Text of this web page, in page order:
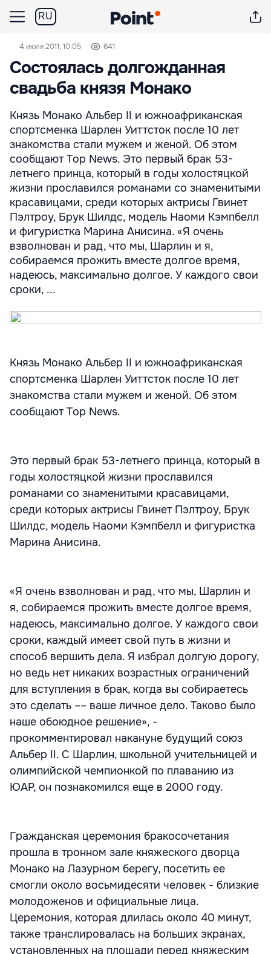
RU
4 июля 2011, 10:05 641
Состоялась долгожданная
свадьба князя Монако
Князь Монако Альбер II и южноафриканская
спортсменка Шарлен Уиттсток после 10 лет
знакомства стали мужем и женой. Об этом
сообщают Top News. Это первый брак 53-
летнего принца, который в годы холостяцкой
жизни прославился романами со знаменитыми
красавицами, среди которых актрисы Гвинет
Пэлтроу, Брук Шилдс, модель Наоми Кэмпбелл
и фигуристка Марина Анисина. «Я очень
взволнован и рад, что мы, Шарлин и я,
собираемся прожить вместе долгое время,
надеюсь, максимально долгое. У каждого свои
сроки, ...
Князь Монако Альбер II и южноафриканская
спортсменка Шарлен Уиттсток после 10 лет
знакомства стали мужем и женой. Об этом
сообщают Top News.
Это первый брак 53-летнего принца, который в
годы холостяцкой жизни прославился
романами со знаменитыми красавицами,
среди которых актрисы Гвинет Пэлтроу, Брук
Шилдс, модель Наоми Кэмпбелл и фигуристка
Марина Анисина.
«Я очень взволнован и рад, что мы, Шарлин и
я, собираемся прожить вместе долгое время,
надеюсь, максимально долгое. У каждого свои
сроки, каждый имеет свой путь в жизни и
способ вершить дела. Я избрал долгую дорогу,
но ведь нет никаких возрастных ограничений
для вступления в брак, когда вы собираетесь
это сделать –– ваше личное дело. Таково было
наше обоюдное решение», -
прокомментировал накануне будущий союз
Альбер II. С Шарлин, школьной учительницей и
олимпийской чемпионкой по плаванию из
ЮАР, он познакомился еще в 2000 году.
Гражданская церемония бракосочетания
прошла в тронном зале княжеского дворца
Монако на Лазурном берегу, посетить ее
смогли около восьмидесяти человек - близкие
молодоженов и официальные лица.
Церемония, которая длилась около 40 минут,
также транслировалась на больших экранах,
установленных на площади перед княжеским